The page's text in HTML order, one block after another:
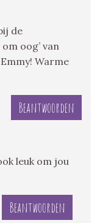
de
oog’ van
Warme
Beantwoorden
leuk om jou
Beantwoorden